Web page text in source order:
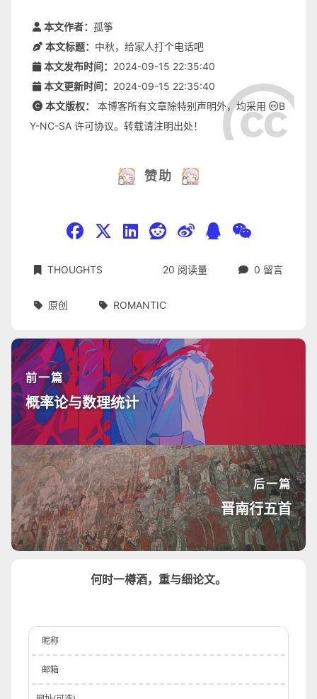
本文作者： 孤筝
本文标题： 中秋，给家人打个电话吧
本文发布时间： 2024-09-15 22:35:40
本文更新时间： 2024-09-15 22:35:40
本文版权：
本博客所有文章除特别声明外，均采用
B
Y-NC-SA 许可协议。转载请注明出处！
赞助
0 留言
20 阅读量
THOUGHTS
原创 ROMANTIC
前一篇
概率论与数理统计
后一篇
晋南行五首
何时一樽酒，重与细论文。
昵称
邮箱